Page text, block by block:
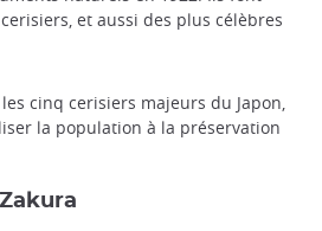
et aussi des plus célèbres
cinq cerisiers majeurs du Japon,
la population à la préservation